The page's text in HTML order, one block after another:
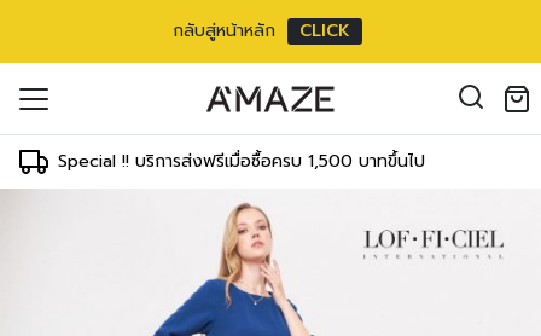
กลับสู่หน้าหลัก CLICK
Special !! บริการส่งฟรีเมื่อซื้อครบ 1,500 บาทขึ้นไป
in the cart.
address*
คุณเพื่อรองรับประสบการณ์การใช้งาน
ชี รวมถึงจุดประสงค์อื่นๆ ตาม